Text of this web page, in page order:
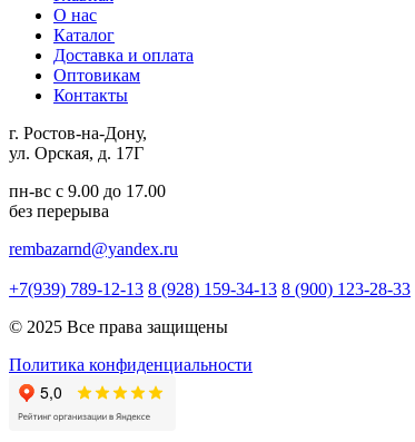
О нас
Каталог
Доставка и оплата
Оптовикам
Контакты
г. Ростов-на-Дону,
ул. Орская, д. 17Г
пн-вс с 9.00 до 17.00
без перерыва
rembazarnd@yandex.ru
+7(939) 789-12-13 8 (928) 159-34-13 8 (900) 123-28-33
© 2025 Все права защищены
Политика конфиденциальности